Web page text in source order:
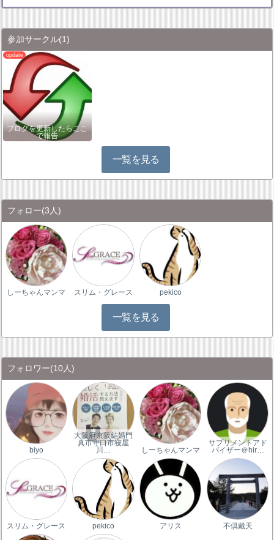
参加サークル(1)
ブログを更新したらここ
で報告
一覧を見る
フォロー(3人)
しーちゃんマンマ スリム・グレース pekico
一覧を見る
フォロワー(10人)
biyo
大阪府京阪結婚門
真市守口市寝屋
川…
しーちゃんマンマ
サプリメントアド
バイザー＠hir…
スリム・グレース pekico アリス 不倶戴天